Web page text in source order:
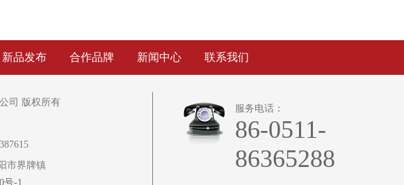
新品发布 合作品牌 新闻中心 联系我们
司 版权所有
市界牌镇
号-1
服务电话：
86-0511-
86365288